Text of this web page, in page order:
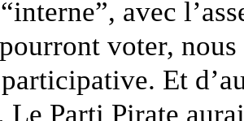
avec
voter,
Et
Parti Pirate